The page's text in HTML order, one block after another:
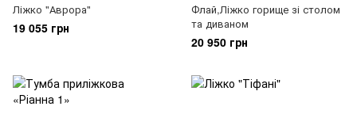
Ліжко "Аврора"
19 055 грн
Флай,Ліжко горище зі столом
та диваном
20 950 грн